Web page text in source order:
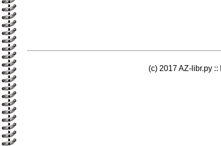
(c) 2017 AZ-libr.ру ::